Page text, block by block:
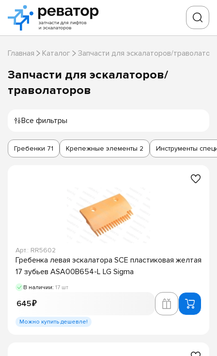
Главная Каталог Запчасти для эскалаторов/
Запчасти для эскалаторов/
траволаторов
Все фильтры
Гребенки 71 Крепежные элементы 2 Инструменты
Арт.: RR5602
Гребенка левая эскалатора SCE пластиковая желтая
17 зубьев ASA00B654-L LG Sigma
В наличии: 17 шт
645 ₽
Можно купить дешевле!